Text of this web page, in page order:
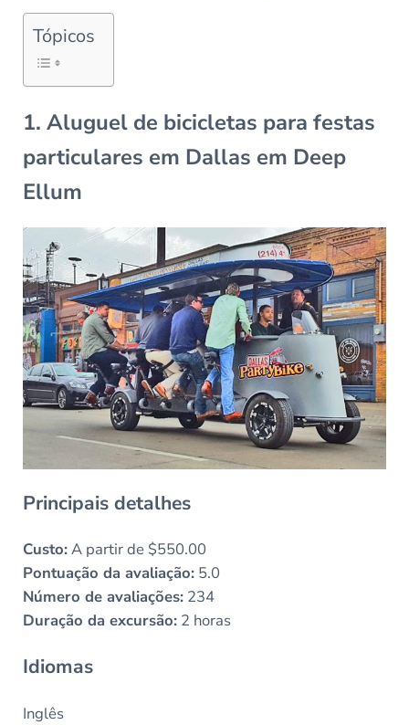
Tópicos
1. Aluguel de bicicletas para festas
particulares em Dallas em Deep
Ellum
Principais detalhes
Custo:A partir de $550.00
Pontuação da avaliação:5.0
Número de avaliações:234
Duração da excursão:2 horas
Idiomas
Inglês